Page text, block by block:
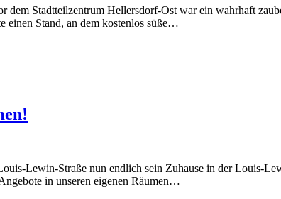
dem Stadtteilzentrum Hellersdorf-Ost war ein wahrhaft
einen Stand, an dem kostenlos süße…
Lewin-Straße nun endlich sein Zuhause in der Louis-
in unseren eigenen Räumen…